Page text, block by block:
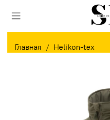
Главная Helikon-tex